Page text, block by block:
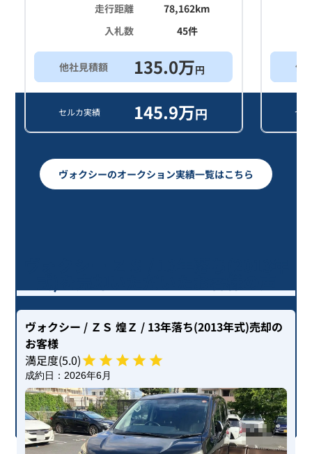
走行距離
78,162km
入札数
45件
他社見積額 135.0万円
セルカ実績 145.9万円
他
セ
ヴォクシーのオークション実績一覧はこちら
ヴォクシー / ＺＳ 煌Ｚ / 13年落ち(2013年式)売却の
お客様
満足度(5.0)
成約日： 2026年6月